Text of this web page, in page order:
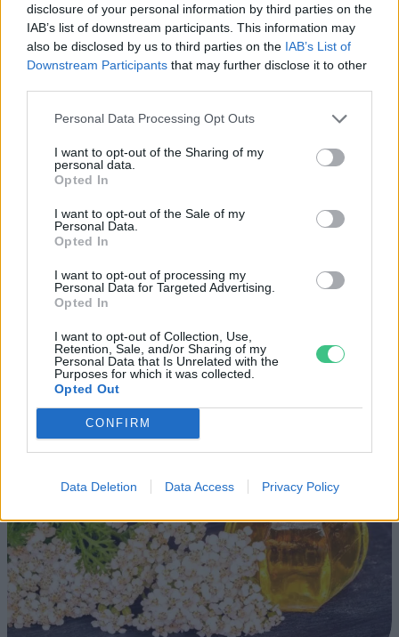
disclosure of your personal information by third parties on the
IAB’s list of downstream participants. This information may
also be disclosed by us to third parties on the IAB’s List of
Downstream Participants that may further disclose it to other
Personal Data Processing Opt Outs
I want to opt-out of the Sharing of my
personal data.
Opted In
I want to opt-out of the Sale of my
Personal Data.
Opted In
I want to opt-out of processing my
Personal Data for Targeted Advertising.
Opted In
I want to opt-out of Collection, Use,
Retention, Sale, and/or Sharing of my
Personal Data that Is Unrelated with the
Purposes for which it was collected.
Opted Out
CONFIRM
Data Deletion Data Access Privacy Policy
„Mindegy már, hogy milyen
víz, csak víz legyen” |
Holnapután
Greendex 55:58
A
az ember
Greendex
Cickafark – Az évezredek óta
ismert gyógynövény
EGÉSZSÉGÜNK Börzsey Barbara 1 perc